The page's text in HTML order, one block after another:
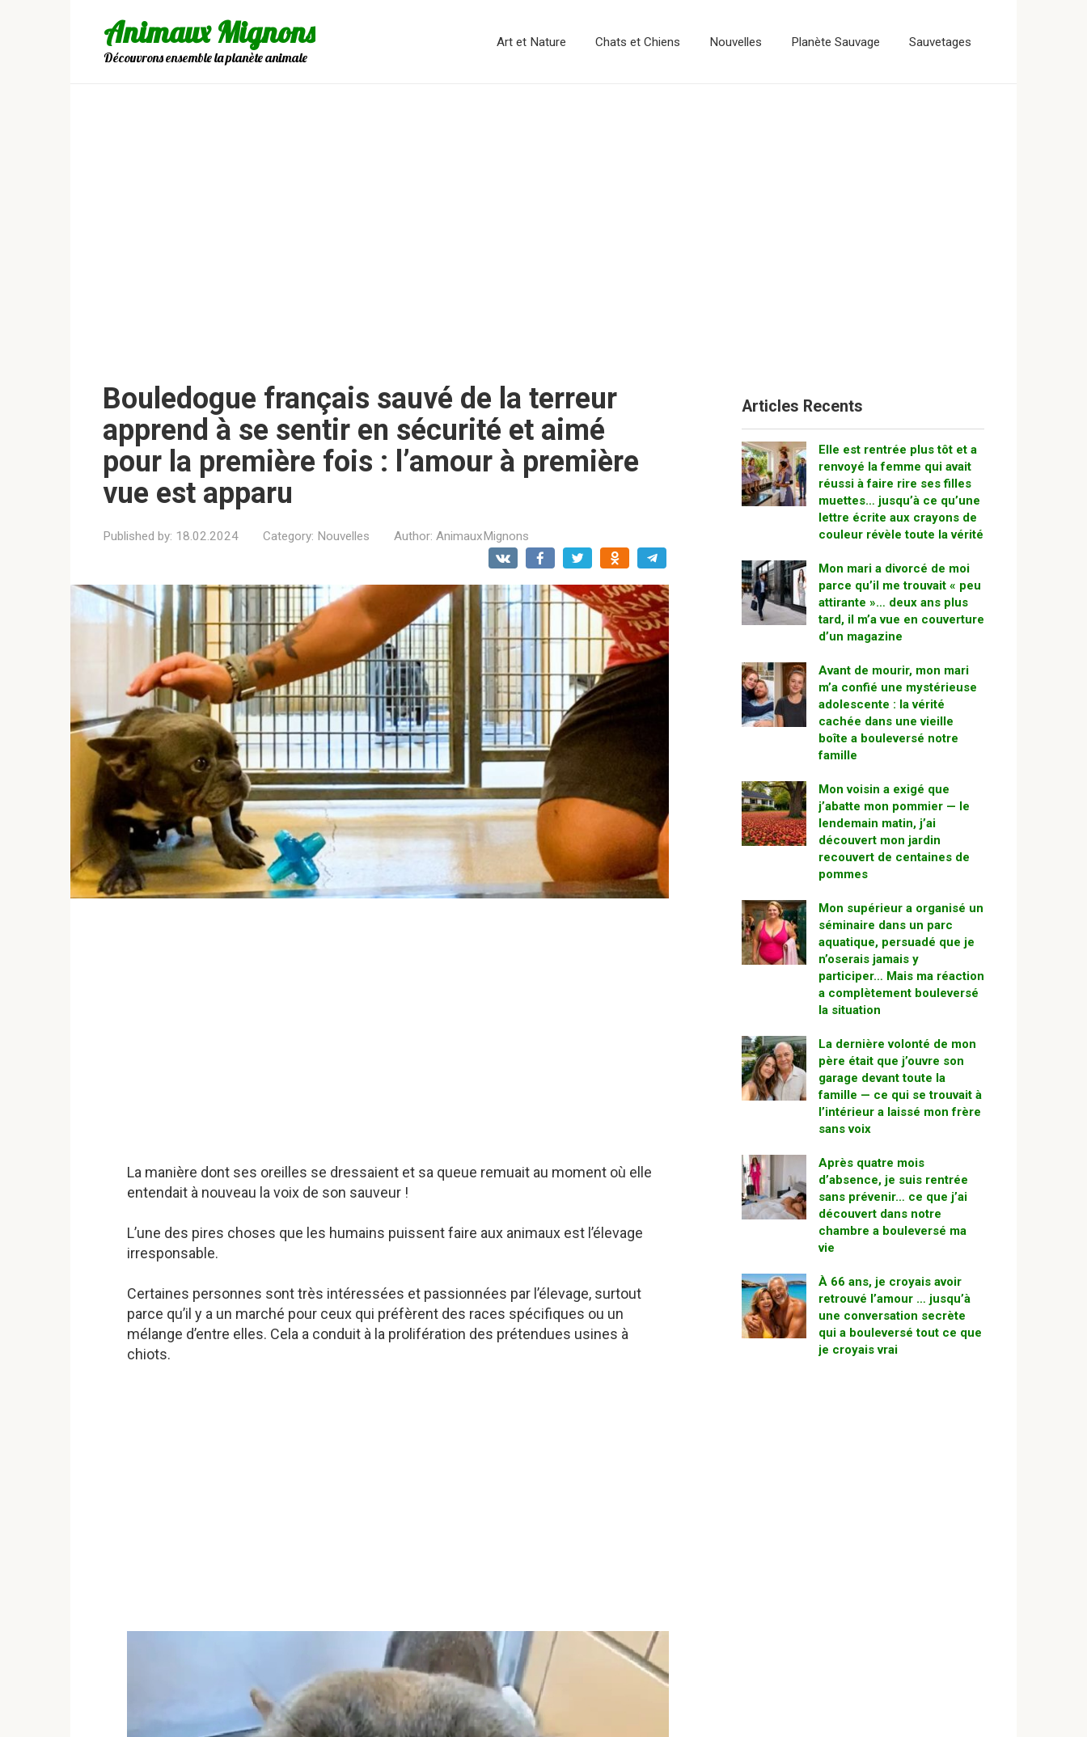
Animaux Mignons
Découvrons ensemble la planète animale
Art et Nature Chats et Chiens Nouvelles Planète Sauvage Sauvetages
Bouledogue français sauvé de la terreur
apprend à se sentir en sécurité et aimé
pour la première fois : l’amour à première
vue est apparu
Published by: 18.02.2024 Category: Nouvelles Author: AnimauxMignons
La manière dont ses oreilles se dressaient et sa queue remuait au moment où elle
entendait à nouveau la voix de son sauveur !
L’une des pires choses que les humains puissent faire aux animaux est l’élevage
irresponsable.
Certaines personnes sont très intéressées et passionnées par l’élevage, surtout
parce qu’il y a un marché pour ceux qui préfèrent des races spécifiques ou un
mélange d’entre elles. Cela a conduit à la prolifération des prétendues usines à
chiots.
Articles Recents
Elle est rentrée plus tôt et a
renvoyé la femme qui avait
réussi à faire rire ses filles
muettes… jusqu’à ce qu’une
lettre écrite aux crayons de
couleur révèle toute la vérité
Mon mari a divorcé de moi
parce qu’il me trouvait « peu
attirante »… deux ans plus
tard, il m’a vue en couverture
d’un magazine
Avant de mourir, mon mari
m’a confié une mystérieuse
adolescente : la vérité
cachée dans une vieille
boîte a bouleversé notre
famille
Mon voisin a exigé que
j’abatte mon pommier — le
lendemain matin, j’ai
découvert mon jardin
recouvert de centaines de
pommes
Mon supérieur a organisé un
séminaire dans un parc
aquatique, persuadé que je
n’oserais jamais y
participer… Mais ma réaction
a complètement bouleversé
la situation
La dernière volonté de mon
père était que j’ouvre son
garage devant toute la
famille — ce qui se trouvait à
l’intérieur a laissé mon frère
sans voix
Après quatre mois
d’absence, je suis rentrée
sans prévenir… ce que j’ai
découvert dans notre
chambre a bouleversé ma
vie
À 66 ans, je croyais avoir
retrouvé l’amour … jusqu’à
une conversation secrète
qui a bouleversé tout ce que
je croyais vrai